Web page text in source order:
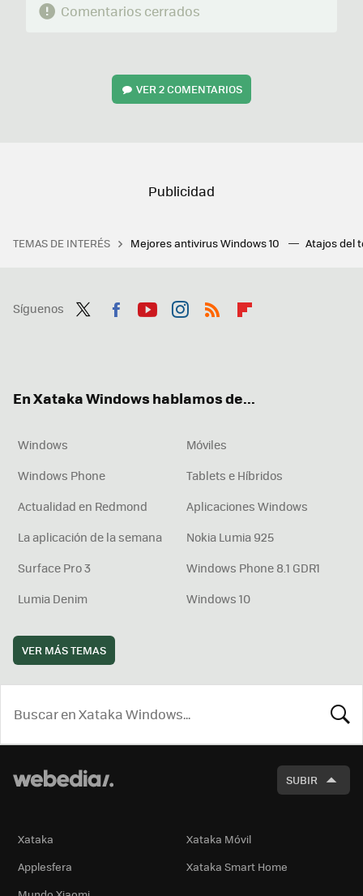
Comentarios cerrados
VER2 COMENTARIOS
TEMAS DE INTERÉS Mejores antivirus Windows 10 Atajos del
Síguenos
En Xataka Windows hablamos de...
Windows
Móviles
Windows Phone
Tablets e Híbridos
Actualidad en Redmond
Aplicaciones Windows
La aplicación de la semana
Nokia Lumia 925
Surface Pro 3
Windows Phone 8.1 GDR1
Lumia Denim
Windows 10
VER MÁS TEMAS
SUBIR
Xataka
Xataka Móvil
Applesfera
Xataka Smart Home